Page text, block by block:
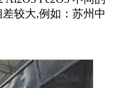
较大,例如：苏州中